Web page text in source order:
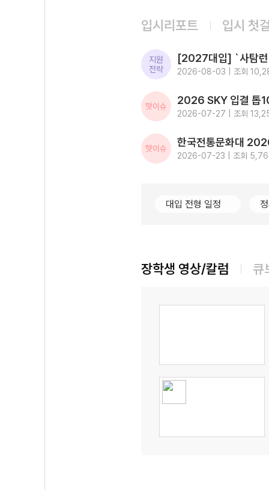
입시리포트 입시 첫
지원
전략
2026-08-03 | 조회
핫이슈
2026-07-27 | 조회
핫이슈
2026-07-23 | 조회
대입 전형 일정
장학생 영상/칼럼 큐